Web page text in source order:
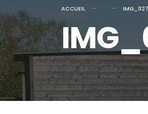
ACCUEIL